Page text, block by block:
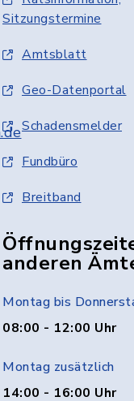
Sitzungstermine
Amtsblatt
Geo-Datenportal
Schadensmelder
Fundbüro
Breitband
anderen
Montag bis
08:00 - 12:00 Uhr
Montag zusätzlich
14:00 - 16:00 Uhr